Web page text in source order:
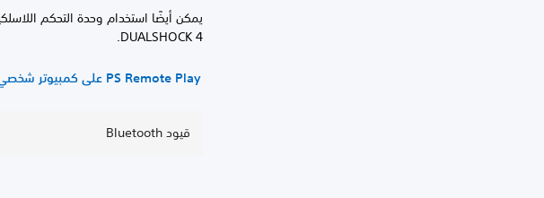
يمكن أيضًا استخدام وحدة التحكم
DUALSHOCK 4.
PS Remote Play على كمبيوتر شخصي وجهاز Mac
قيود Bluetooth